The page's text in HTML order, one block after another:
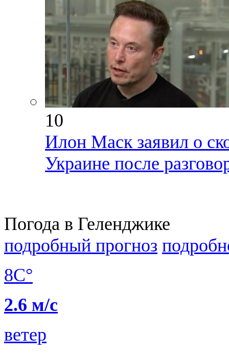
10
Илон Маск заявил о
Украине после
Погода в Геленджике
подробный прогноз
8C°
2.6 м/с
ветер